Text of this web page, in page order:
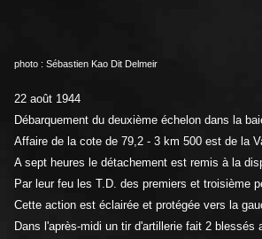
photo : Sébastien Kao Dit Delmeir
22 août 1944
Débarquement du deuxième échelon dans la
Affaire de la cote de 79,2 - 3 km 500 est de la
A sept heures le détachement est remis à la
Par leur feu les T.D. des premiers et troisième
Cette action est éclairée et protégée vers la
Dans l'après-midi un tir d'artillerie fait 2 blessés